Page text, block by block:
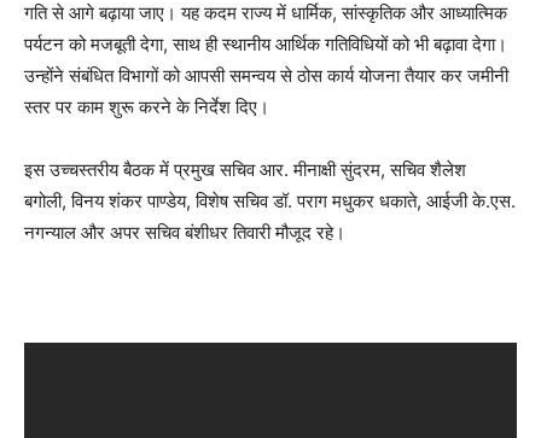
गति से आगे बढ़ाया जाए। यह कदम राज्य में धार्मिक, सांस्कृतिक और आध्यात्मिक
पर्यटन को मजबूती देगा, साथ ही स्थानीय आर्थिक गतिविधियों को भी बढ़ावा देगा।
उन्होंने संबंधित विभागों को आपसी समन्वय से ठोस कार्य योजना तैयार कर जमीनी
स्तर पर काम शुरू करने के निर्देश दिए।
इस उच्चस्तरीय बैठक में प्रमुख सचिव आर. मीनाक्षी सुंदरम, सचिव शैलेश
बगोली, विनय शंकर पाण्डेय, विशेष सचिव डॉ. पराग मधुकर धकाते, आईजी के.एस.
नगन्याल और अपर सचिव बंशीधर तिवारी मौजूद रहे।